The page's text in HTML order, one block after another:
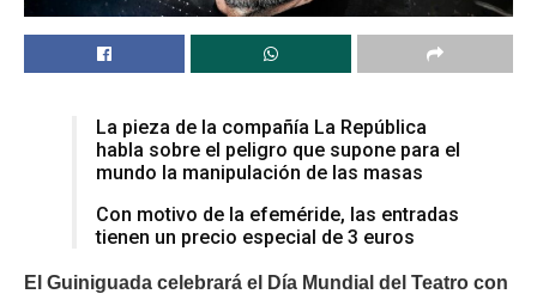
La pieza de la compañía La República
habla sobre el peligro que supone para el
mundo la manipulación de las masas
Con motivo de la efeméride, las entradas
tienen un precio especial de 3 euros
El Guiniguada celebrará el Día Mundial del Teatro con